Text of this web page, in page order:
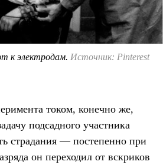
к электродам. Источник: Pinterest
током, конечно же,
подсадного участника
страдания — постепенно при
он переходил от вскриков